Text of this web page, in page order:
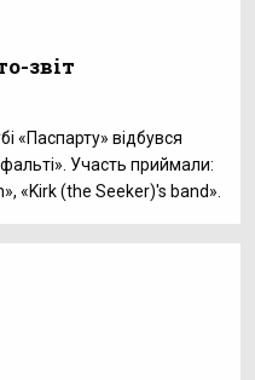
звіт
«Паспарту» відбувся
Участь приймали:
«Kirk (the Seeker)'s band».